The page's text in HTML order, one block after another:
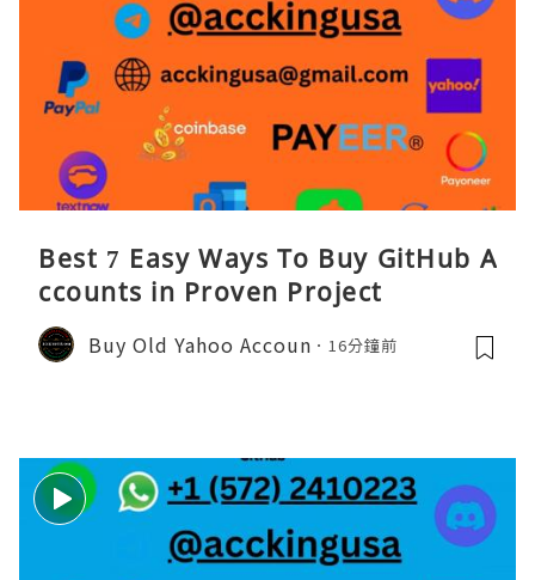
Best 7 Easy Ways To Buy GitHub A
ccounts in Proven Project
Buy Old Yahoo Accoun 16分鐘前